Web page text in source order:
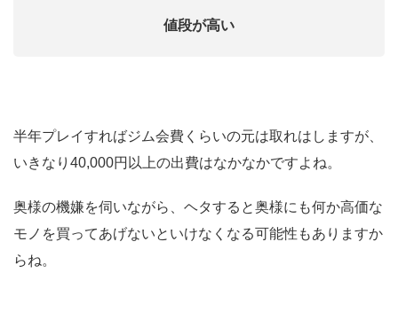
値段が高い
半年プレイすればジム会費くらいの元は取れはしますが、
いきなり40,000円以上の出費はなかなかですよね。
奥様の機嫌を伺いながら、ヘタすると奥様にも何か高価な
モノを買ってあげないといけなくなる可能性もありますか
らね。